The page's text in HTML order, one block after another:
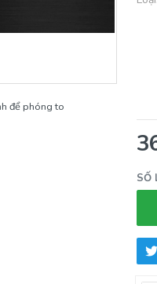
để phóng to
SỐ